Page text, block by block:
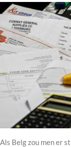
Als Belg zou men er